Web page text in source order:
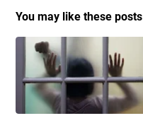
You may like these posts